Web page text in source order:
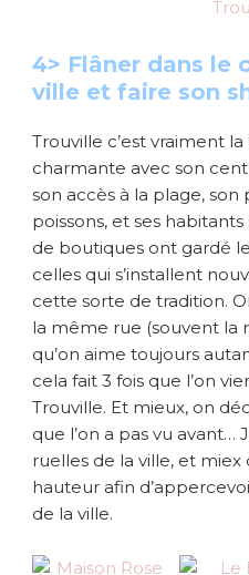
4> Flâner dans le
ville et faire son
Trouville c’est vraiment
charmante avec son
son accès à la plage,
poissons, et ses
de boutiques ont gardé
celles qui s’installent
cette sorte de tradition.
la même rue (souvent la
qu’on aime toujours
cela fait 3 fois que l’on
Trouville. Et mieux, on
que l’on a pas vu avant…
ruelles de la ville, et
hauteur afin
de la ville.